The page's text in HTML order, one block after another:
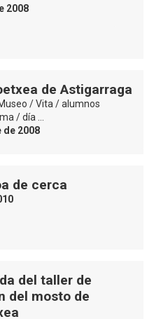
2008
de Astigarraga
/ Vita / alumnos
/ día …
de 2008
de cerca
del taller de
del mosto de